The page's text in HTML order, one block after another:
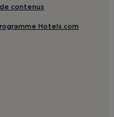
à proximité
contenus
Hotels.com